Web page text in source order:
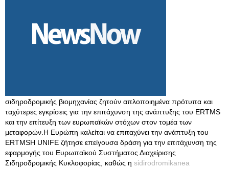
σιδηροδρομικής βιομηχανίας ζητούν απλοποιημένα πρότυπα και
ταχύτερες εγκρίσεις για την επιτάχυνση της ανάπτυξης του ERTMS
και την επίτευξη των ευρωπαϊκών στόχων στον τομέα των
μεταφορών.Η Ευρώπη καλείται να επιταχύνει την ανάπτυξη του
ERTMSΗ UNIFE ζήτησε επείγουσα δράση για την επιτάχυνση της
εφαρμογής του Ευρωπαϊκού Συστήματος Διαχείρισης
Σιδηροδρομικής Κυκλοφορίας, καθώς η sidirodromikanea